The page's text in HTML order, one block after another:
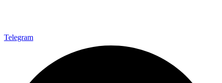
Telegram